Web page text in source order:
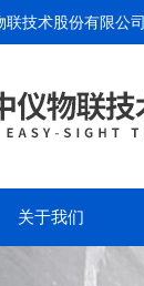
联技术股份有限公司
关于我们